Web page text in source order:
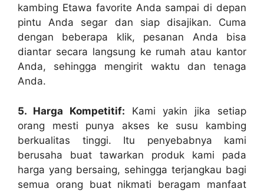
kambing Etawa favorite Anda sampai di depan
pintu Anda segar dan siap disajikan. Cuma
dengan beberapa klik, pesanan Anda bisa
diantar secara langsung ke rumah atau kantor
Anda, sehingga mengirit waktu dan tenaga
Anda.
5. Harga Kompetitif: Kami yakin jika setiap
orang mesti punya akses ke susu kambing
berkualitas tinggi. Itu penyebabnya kami
berusaha buat tawarkan produk kami pada
harga yang bersaing, sehingga terjangkau bagi
semua orang buat nikmati beragam manfaat